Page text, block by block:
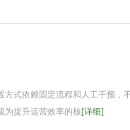
式依赖固定流程和人工干预，
为提升运营效率的核[详细]